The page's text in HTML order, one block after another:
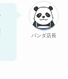
パンダ店長